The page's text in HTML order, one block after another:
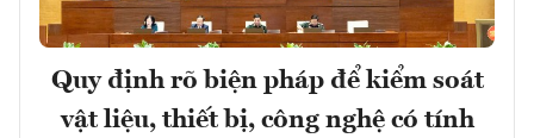
Quy định rõ biện pháp để kiểm soát
vật liệu, thiết bị, công nghệ có tính